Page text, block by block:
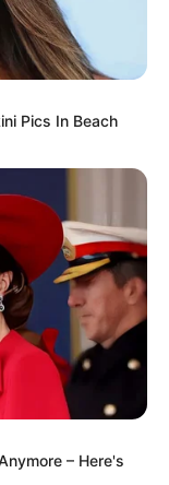
Moselmündung.
den Resten
zu bestaunen.
Bad
gibt es wieder
Pics In Beach
– Here's